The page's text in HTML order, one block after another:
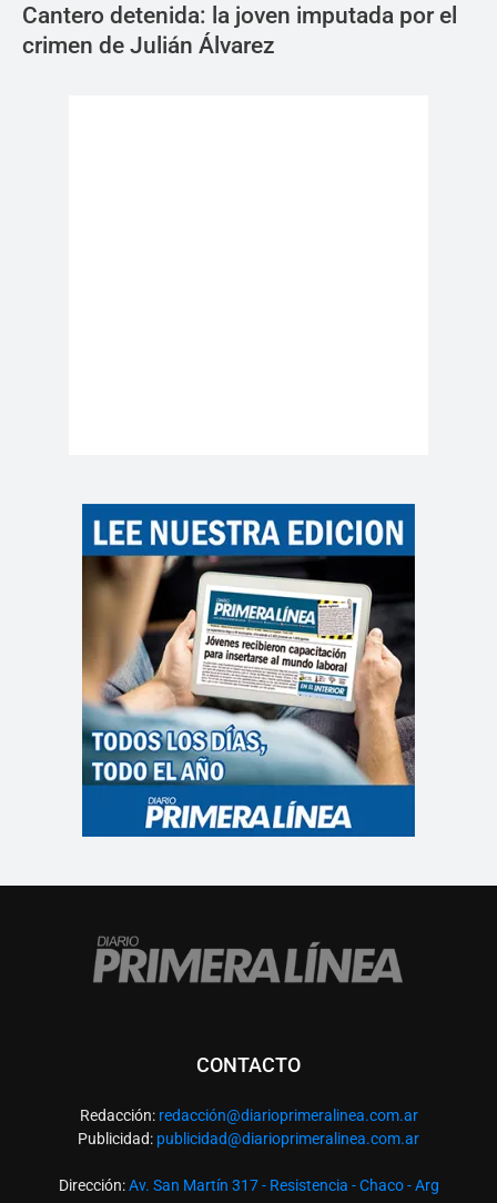
Cantero detenida: la joven imputada por el
crimen de Julián Álvarez
CONTACTO
Redacción: redacción@diarioprimeralinea.com.ar
Publicidad: publicidad@diarioprimeralinea.com.ar
Dirección:Av. San Martín 317 - Resistencia - Chaco - Arg